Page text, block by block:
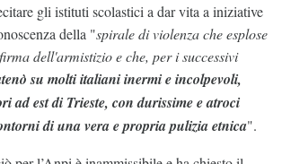
gli istituti scolastici a dar vita a iniziative
della "spirale di violenza che esplose
dell'armistizio e che, per i successivi
su molti italiani inermi e incolpevoli,
ad est di Trieste, con durissime e atroci
di una vera e propria pulizia etnica".